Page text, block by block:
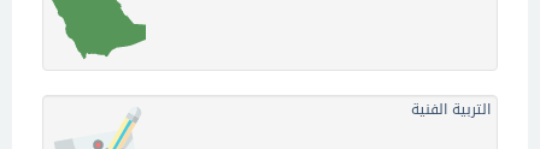
التربية الفنية